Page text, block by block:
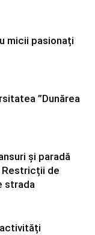
micii pasionați
”Dunărea
și paradă
de
strada
activități